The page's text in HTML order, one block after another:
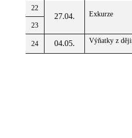
22
27.04.
Exkurze
23
24 04.05. Výňatky z